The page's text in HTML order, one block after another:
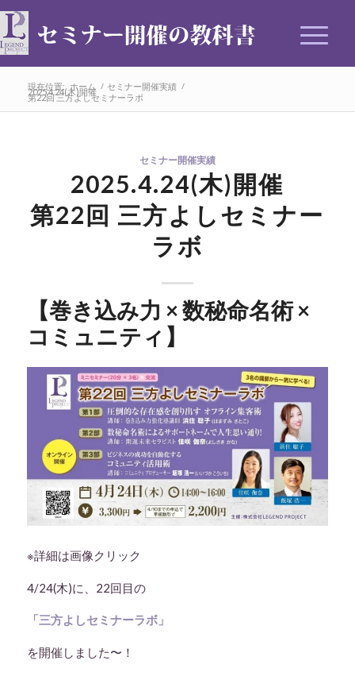
現在位置: ホーム / セミナー開催実績 /
2025.4.24(木)開催
第22回 三方よしセミナーラボ
セミナー開催実績
2025.4.24(木)開催
第22回 三方よしセミナー
ラボ
【巻き込み力 × 数秘命名術 ×
コミュニティ】
※詳細は画像クリック
4/24(木)に、22回目の
「三方よしセミナーラボ」
を開催しました〜！